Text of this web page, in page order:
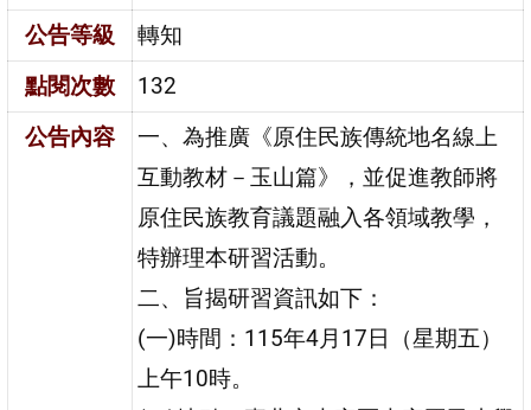
公告等級
轉知
點閱次數
132
公告內容
一、為推廣《原住民族傳統地名線上
互動教材－玉山篇》，並促進教師將
原住民族教育議題融入各領域教學，
特辦理本研習活動。
二、旨揭研習資訊如下：
(一)時間：115年4月17日（星期五）
上午10時。